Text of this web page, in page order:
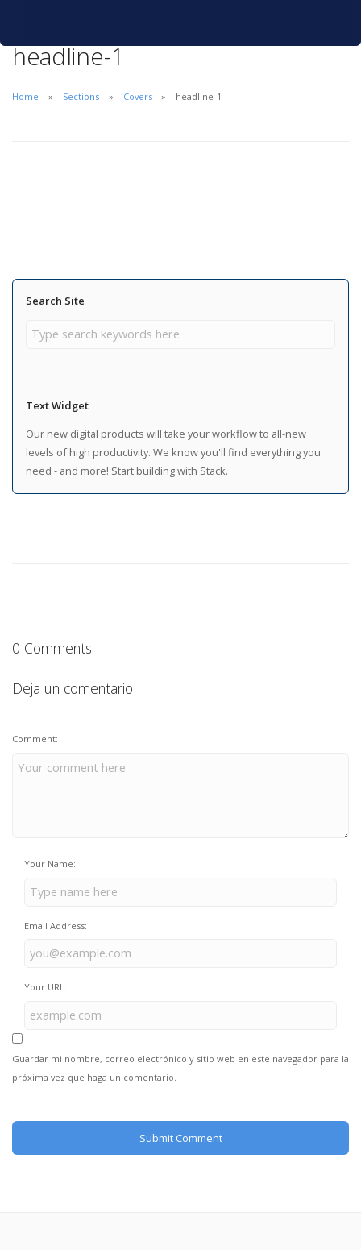
headline-1
Home Sections Covers headline-1
Search Site
Text Widget
Our new digital products will take your workflow to all-new
levels of high productivity. We know you'll find everything you
need - and more! Start building with Stack.
0 Comments
Deja un comentario
Comment:
Your Name:
Email Address:
Your URL:
Guardar mi nombre, correo electrónico y sitio web en este navegador para la
próxima vez que haga un comentario.